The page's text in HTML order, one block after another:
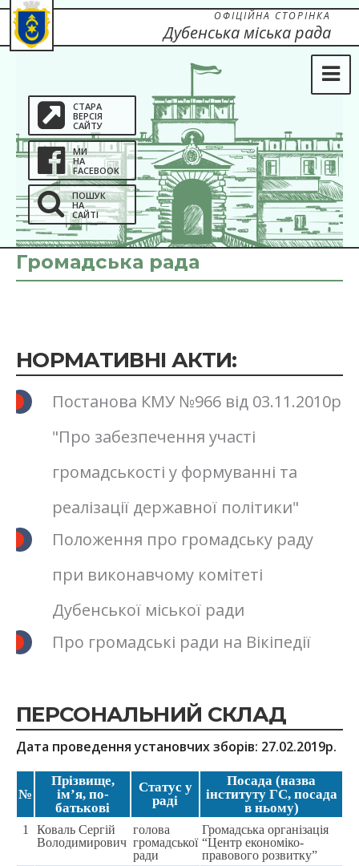
СТАРА
ВЕРСІЯ
САЙТУ
МИ
НА
FACEBOOK
ПОШУК
НА
САЙТІ
ОФІЦІЙНА СТОРІНКА
Дубенська міська рада
Громадська рада
НОРМАТИВНІ АКТИ:
Постанова КМУ №966 від 03.11.2010р
"Про забезпечення участі
громадськості у формуванні та
реалізації державної політики"
Положення про громадську раду
при виконавчому комітеті
Дубенської міської ради
Про громадські ради на Вікіпедії
ПЕРСОНАЛЬНИЙ СКЛАД
Дата проведення установчих зборів: 27.02.2019р.
№
Прізвище,
ім’я, по-
батькові
Статуc у
раді
Посада (назва
інституту ГС, посада
в ньому)
1
Коваль Сергій
Володимирович
голова
громадської
ради
Громадська організація
“Центр економіко-
правового розвитку”